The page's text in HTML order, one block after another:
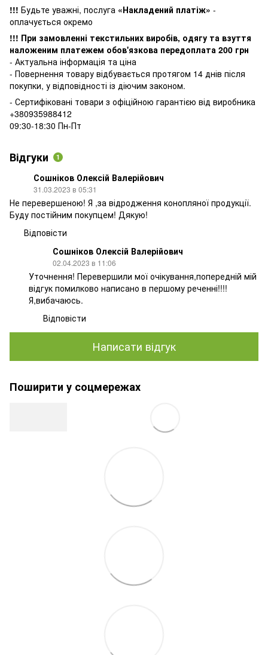
!!! Будьте уважні, послуга «Накладений платіж» -
оплачується окремо
!!! При замовленні текстильних виробів, одягу та взуття
наложеним платежем обов'язкова передоплата 200 грн
- Актуальна інформація та ціна
- Повернення товару відбувається протягом 14 днів після
покупки, у відповідності із діючим законом.
- Сертифіковані товари з офіційною гарантією від виробника
+380935988412
09:30-18:30 Пн-Пт
Відгуки 1
Сошніков Олексій Валерійович
31.03.2023 в 05:31
Не перевершеною! Я ,за відродження конопляної продукції.
Буду постійним покупцем! Дякую!
Відповісти
Сошніков Олексій Валерійович
02.04.2023 в 11:06
Уточнення! Перевершили мої очікування,попередній мій
відгук помилково написано в першому реченні!!!!
Я,вибачаюсь.
Відповісти
Написати відгук
Поширити у соцмережах